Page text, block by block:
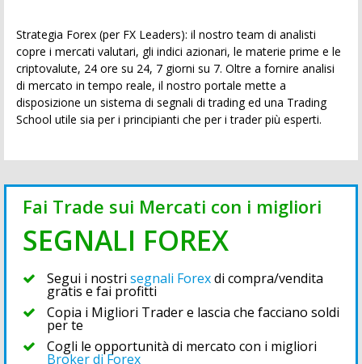
Strategia Forex (per FX Leaders): il nostro team di analisti
copre i mercati valutari, gli indici azionari, le materie prime e le
criptovalute, 24 ore su 24, 7 giorni su 7. Oltre a fornire analisi
di mercato in tempo reale, il nostro portale mette a
disposizione un sistema di segnali di trading ed una Trading
School utile sia per i principianti che per i trader più esperti.
Fai Trade sui Mercati con i migliori
SEGNALI FOREX
Segui i nostri segnali Forexdi compra/vendita
gratis e fai profitti
Copia i Migliori Trader e lascia che facciano soldi
per te
Cogli le opportunità di mercato con i migliori
Broker di Forex